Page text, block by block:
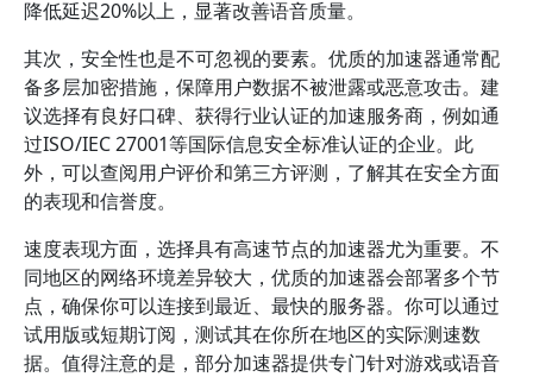
降低延迟20%以上，显著改善语音质量。
其次，安全性也是不可忽视的要素。优质的加速器通常配
备多层加密措施，保障用户数据不被泄露或恶意攻击。建
议选择有良好口碑、获得行业认证的加速服务商，例如通
过ISO/IEC 27001等国际信息安全标准认证的企业。此
外，可以查阅用户评价和第三方评测，了解其在安全方面
的表现和信誉度。
速度表现方面，选择具有高速节点的加速器尤为重要。不
同地区的网络环境差异较大，优质的加速器会部署多个节
点，确保你可以连接到最近、最快的服务器。你可以通过
试用版或短期订阅，测试其在你所在地区的实际测速数
据。值得注意的是，部分加速器提供专门针对游戏或语音